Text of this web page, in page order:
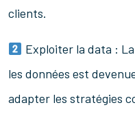
clients.
Exploiter la data :
les données est
adapter les stratégies